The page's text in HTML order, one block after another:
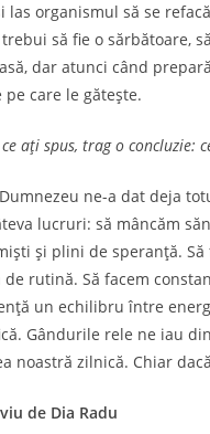
las organismul să se
trebui să fie o sărbătoare,
dar atunci când
pe care le găteşte.
aţi spus, trag o concluzie:
ne-a dat deja
lucruri: să mâncăm
şi plini de speranţă.
de rutină. Să facem
un echilibru între
Gândurile rele ne iau
noastră zilnică. Chiar
de Dia Radu